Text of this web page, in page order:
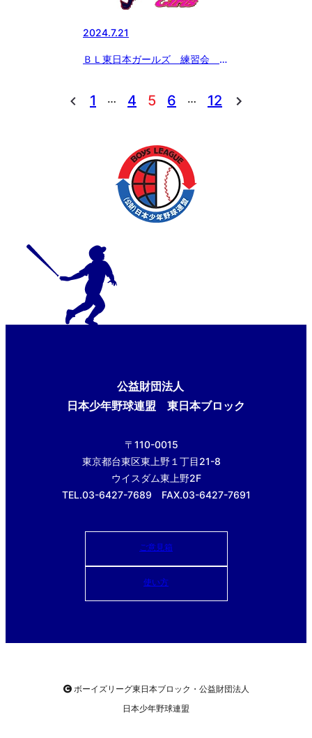
2024.7.21
ＢＬ東日本ガールズ 練習会 午
1 … 4 5 6 … 12
公益財団法人
日本少年野球連盟 東日本ブロック
〒110-0015
東京都台東区東上野１丁目21-8
ウイスダム東上野2F
TEL.03-6427-7689 FAX.03-6427-7691
ご意見箱
使い方
ボーイズリーグ東日本ブロック・公益財団法人
日本少年野球連盟